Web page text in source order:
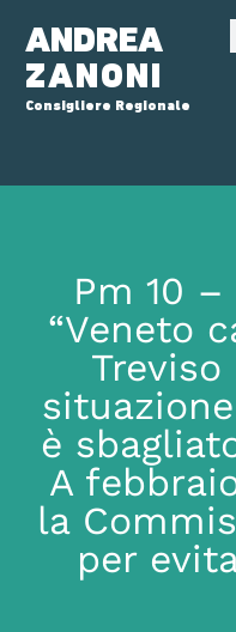
ANDREA
ZANONI
Consigliere Regionale
Pm 10
“Veneto
Treviso
è
A
la
per